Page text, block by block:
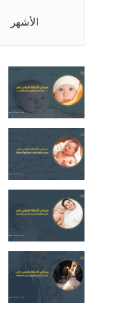
الأشهر